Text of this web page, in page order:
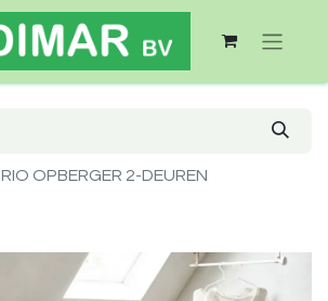
RIO OPBERGER 2-DEUREN